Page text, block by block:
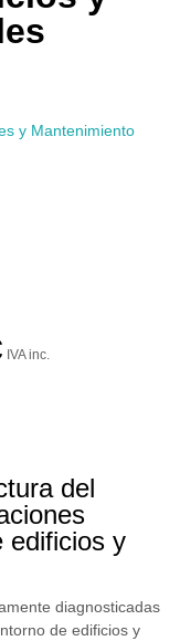
y Mantenimiento
IVA inc.
del
edificios y
diagnosticadas
de edificios y